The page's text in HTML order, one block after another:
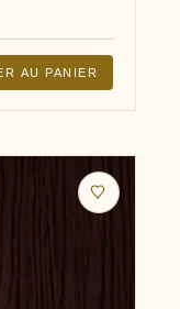
AU PANIER